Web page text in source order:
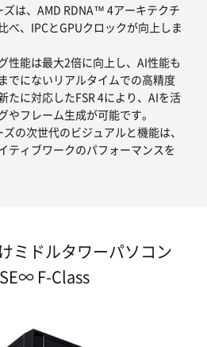
は、AMD RDNA™ 4アーキテクチ
べ、IPCとGPUクロックが向上しま
性能は最大2倍に向上し、AI性能も
でにないリアルタイムでの高精度
たに対応したFSR 4により、AIを活
やフレーム生成が可能です。
の次世代のビジュアルと機能は、
ティブワークのパフォーマンスを
ミドルタワーパソコン
F-Class